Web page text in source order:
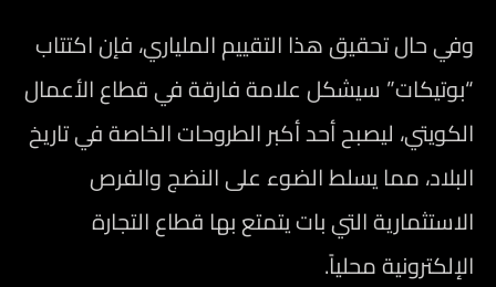
وفي حال تحقيق هذا التقييم الملياري، فإن اكتتاب
“بوتيكات” سيشكل علامة فارقة في قطاع الأعمال
الكويتي، ليصبح أحد أكبر الطروحات الخاصة في تاريخ
البلاد، مما يسلط الضوء على النضج والفرص
الاستثمارية التي بات يتمتع بها قطاع التجارة
الإلكترونية محلياً.